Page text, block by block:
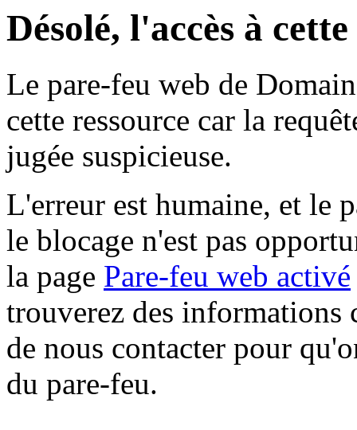
Désolé, l'accès à
Le pare-feu web de
cette ressource car la
jugée suspicieuse.
L'erreur est humaine, et le
le blocage n'est pas
la page Pare-feu web activé
trouverez des informations
de nous contacter pour
du pare-feu.